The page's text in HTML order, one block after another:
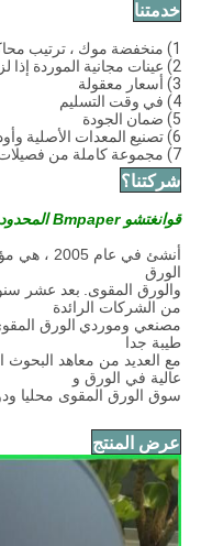
خدمتنا
1) منخفضة موك ، ترتيب محاكمة مقبولة
2) عينات مجانية الموردة إذا لزم الأمر
3) أسعار معقولة
4) في وقت التسليم
5) ضمان الجودة
6) تصنيع المعدات الأصلية وأوديإم الخدمة
7) مجموعة كاملة من فصيلات الإنتاج
شركتنا؟
قوانغتشو Bmpaper المحدودة
أنشئ في
الورق
والورق المقوى. بعد عشر
من الشركات الرائدة
مصنعي وموردي الورق
طيبة جدا
عالية في الورق و
سوق الورق المقوى محليا
عرض المنتج